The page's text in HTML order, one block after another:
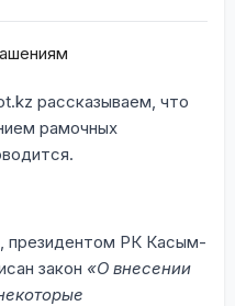
рассказываем, что
рамочных
президентом РК Касым-
закон «О внесении